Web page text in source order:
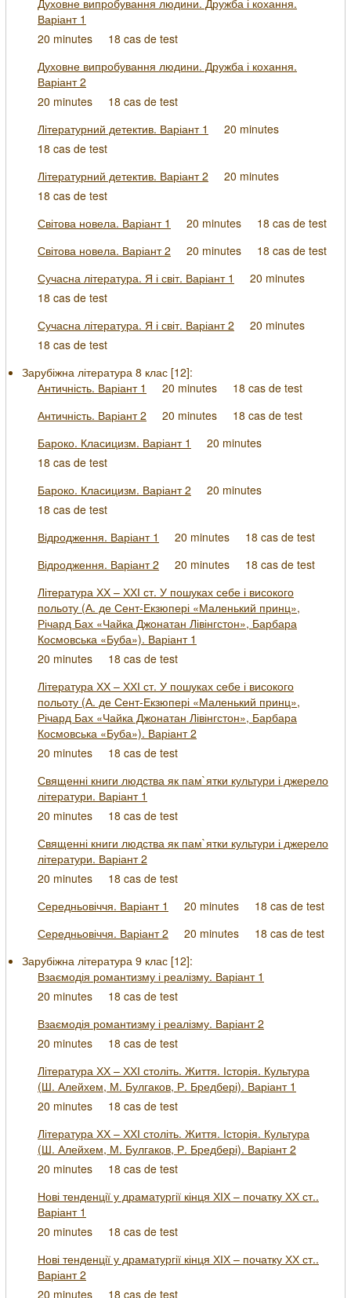
Духовне випробування людини. Дружба і кохання.
Варіант 1
20 minutes
18 cas de test
Духовне випробування людини. Дружба і кохання.
Варіант 2
20 minutes
18 cas de test
Літературний детектив. Варіант 1
20 minutes
18 cas de test
Літературний детектив. Варіант 2
20 minutes
18 cas de test
Світова новела. Варіант 1
20 minutes
18 cas de test
Світова новела. Варіант 2
20 minutes
18 cas de test
Сучасна література. Я і світ. Варіант 1
20 minutes
18 cas de test
Сучасна література. Я і світ. Варіант 2
20 minutes
18 cas de test
Зарубіжна література 8 клас [12]:
Античність. Варіант 1
20 minutes
18 cas de test
Античність. Варіант 2
20 minutes
18 cas de test
Бароко. Класицизм. Варіант 1
20 minutes
18 cas de test
Бароко. Класицизм. Варіант 2
20 minutes
18 cas de test
Відродження. Варіант 1
20 minutes
18 cas de test
Відродження. Варіант 2
20 minutes
18 cas de test
Література ХХ – ХХІ ст. У пошуках себе і високого
польоту (А. де Сент-Екзюпері «Маленький принц»,
Річард Бах «Чайка Джонатан Лівінгстон», Барбара
Космовська «Буба»). Варіант 1
20 minutes
18 cas de test
Література ХХ – ХХІ ст. У пошуках себе і високого
польоту (А. де Сент-Екзюпері «Маленький принц»,
Річард Бах «Чайка Джонатан Лівінгстон», Барбара
Космовська «Буба»). Варіант 2
20 minutes
18 cas de test
Священні книги людства як пам`ятки культури і джерело
літератури. Варіант 1
20 minutes
18 cas de test
Священні книги людства як пам`ятки культури і джерело
літератури. Варіант 2
20 minutes
18 cas de test
Середньовіччя. Варіант 1
20 minutes
18 cas de test
Середньовіччя. Варіант 2
20 minutes
18 cas de test
Зарубіжна література 9 клас [12]:
Взаємодія романтизму і реалізму. Варіант 1
20 minutes
18 cas de test
Взаємодія романтизму і реалізму. Варіант 2
20 minutes
18 cas de test
Література ХХ – ХХІ століть. Життя. Історія. Культура
(Ш. Алейхем, М. Булгаков, Р. Бредбері). Варіант 1
20 minutes
18 cas de test
Література ХХ – ХХІ століть. Життя. Історія. Культура
(Ш. Алейхем, М. Булгаков, Р. Бредбері). Варіант 2
20 minutes
18 cas de test
Нові тенденції у драматургії кінця ХІХ – початку ХХ ст..
Варіант 1
20 minutes
18 cas de test
Нові тенденції у драматургії кінця ХІХ – початку ХХ ст..
Варіант 2
20 minutes
18 cas de test